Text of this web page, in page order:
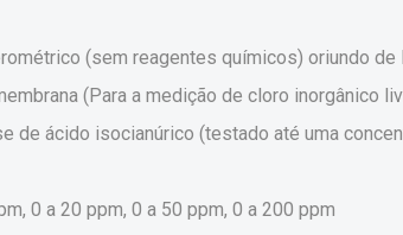
(sem reagentes químicos) oriundo
(Para a medição de cloro inorgânico
de ácido isocianúrico (testado até uma
0 a 20 ppm, 0 a 50 ppm, 0 a 200 ppm